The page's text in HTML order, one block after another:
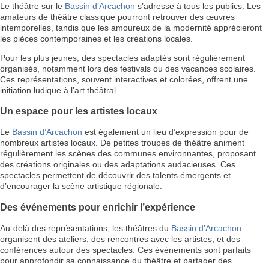
Le théâtre sur le Bassin d’Arcachon s’adresse à tous les publics. Les
amateurs de théâtre classique pourront retrouver des œuvres
intemporelles, tandis que les amoureux de la modernité apprécieront
les pièces contemporaines et les créations locales.
Pour les plus jeunes, des spectacles adaptés sont régulièrement
organisés, notamment lors des festivals ou des vacances scolaires.
Ces représentations, souvent interactives et colorées, offrent une
initiation ludique à l’art théâtral.
Un espace pour les artistes locaux
Le Bassin d’Arcachon est également un lieu d’expression pour de
nombreux artistes locaux. De petites troupes de théâtre animent
régulièrement les scènes des communes environnantes, proposant
des créations originales ou des adaptations audacieuses. Ces
spectacles permettent de découvrir des talents émergents et
d’encourager la scène artistique régionale.
Des événements pour enrichir l’expérience
Au-delà des représentations, les théâtres du Bassin d’Arcachon
organisent des ateliers, des rencontres avec les artistes, et des
conférences autour des spectacles. Ces événements sont parfaits
pour approfondir sa connaissance du théâtre et partager des